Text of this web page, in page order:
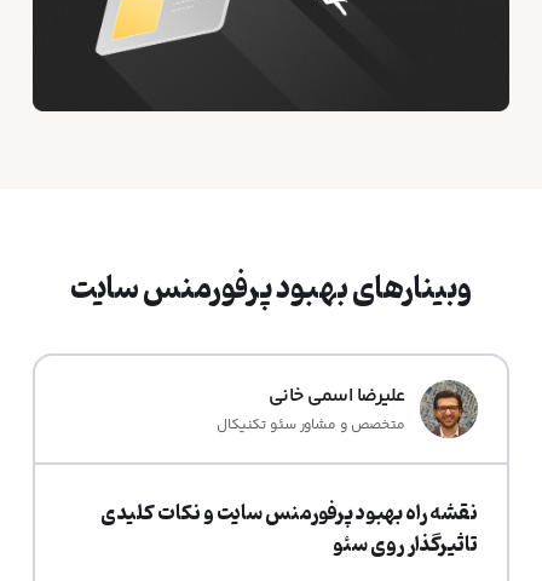
وبینارهای بهبود پرفورمنس سایت
علیرضا اسمی خانی
متخصص و مشاور سئو تکنیکال
نقشه راه بهبود پرفورمنس سایت و نکات کلیدی
تاثیرگذار روی سئو